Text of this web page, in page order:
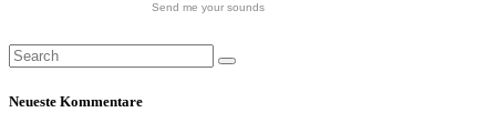
Send me your sounds
Neueste Kommentare